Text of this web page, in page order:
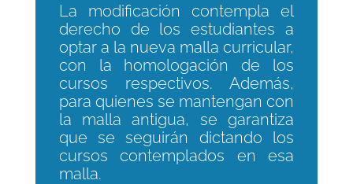
La modificación contempla el
derecho de los estudiantes a
optar a la nueva malla curricular,
con la homologación de los
cursos respectivos. Además,
para quienes se mantengan con
la malla antigua, se garantiza
que se seguirán dictando los
cursos contemplados en esa
malla.